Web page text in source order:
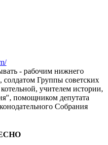
- рабочим нижнего
солдатом Группы советских
учителем истории,
помощником депутата
Собрания